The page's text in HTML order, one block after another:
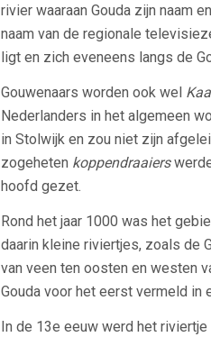
rivier waaraan Gouda zijn naam
naam van de regionale
ligt en zich eveneens langs de
Gouwenaars worden ook wel
Nederlanders in het algemeen
in Stolwijk en zou niet zijn
zogeheten koppendraaiers
hoofd gezet.
Rond het jaar 1000 was het
daarin kleine riviertjes, zoals de
van veen ten oosten en westen
Gouda voor het eerst vermeld in
In de 13e eeuw werd het